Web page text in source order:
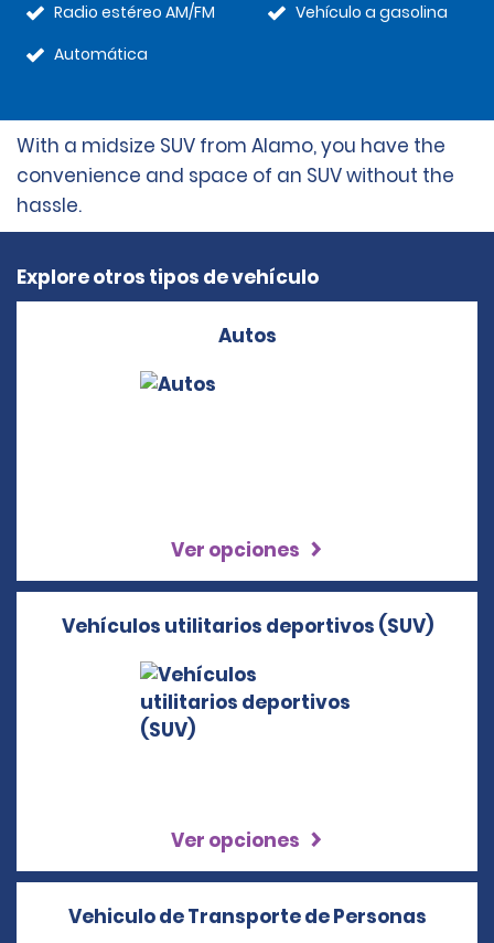
Radio estéreo AM/FM
Automática
Vehículo a gasolina
With a midsize SUV from Alamo, you have the
convenience and space of an SUV without the
hassle.
Explore otros tipos de vehículo
Autos
Ver opciones
Vehículos utilitarios deportivos (SUV)
Ver opciones
Vehiculo de Transporte de Personas